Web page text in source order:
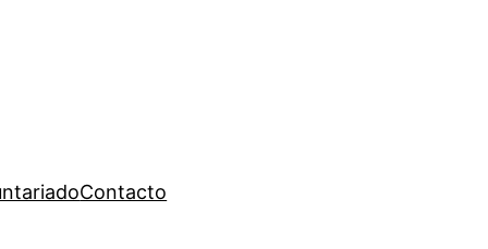
Contacto